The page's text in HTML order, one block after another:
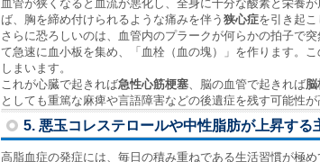
血管が狭くなると血流が悪化し、全身に十分な酸素と栄養
ば、胸を締め付けられるような痛みを伴う 狭心症を引き起こ
さらに恐ろしいのは、血管内のプラークが何らかの拍子で
て急速に血小板を集め、「血栓（血の塊）」を作ります。
しまいます。
これが心臓で起きれば急性心筋梗塞、脳の血管で起きれば脳
としても重篤な麻痺や言語障害などの後遺症を残す可能性
5. 悪玉コレステロールや中性脂肪が上昇する
高脂血症の発症には、毎日の積み重ねである生活習慣が極